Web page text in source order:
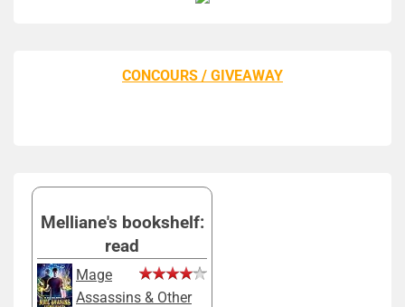
CONCOURS / GIVEAWAY
Melliane's bookshelf:
read
Mage
Assassins & Other